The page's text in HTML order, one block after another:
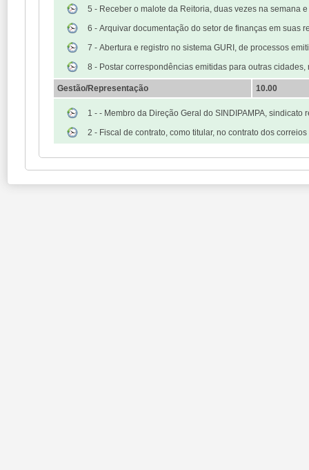
5 - Receber o malote da Reitoria, duas vezes na semana
6 - Arquivar documentação do setor de finanças em suas
7 - Abertura e registro no sistema GURI, de processos
8 - Postar correspondências emitidas para outras
Gestão/Representação 10.00
1 - - Membro da Direção Geral do SINDIPAMPA,
2 - Fiscal de contrato, como titular, no contrato dos